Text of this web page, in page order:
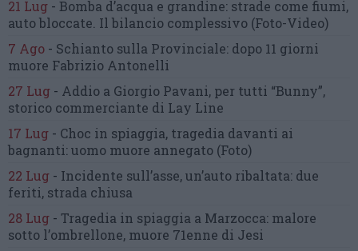
21 Lug - Bomba d’acqua e grandine: strade come fiumi,
auto bloccate. Il bilancio complessivo (Foto-Video)
7 Ago - Schianto sulla Provinciale: dopo 11 giorni
muore Fabrizio Antonelli
27 Lug - Addio a Giorgio Pavani, per tutti “Bunny”,
storico commerciante di Lay Line
17 Lug - Choc in spiaggia, tragedia davanti ai
bagnanti:uomo muore annegato (Foto)
22 Lug - Incidente sull’asse, un’auto ribaltata: due
feriti, strada chiusa
28 Lug - Tragedia in spiaggia a Marzocca: malore
sotto l’ombrellone, muore 71enne di Jesi